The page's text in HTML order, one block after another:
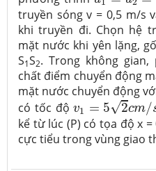
truyền sóng v = 0,5 m/s
khi truyền đi. Chọn hệ
mặt nước khi yên lặng,
S1S2. Trong không
chất điểm chuyển động
mặt nước chuyển động
có tốc độv1 = 5√2cm/
v1=52 cm/s
kể từ lúc (P) có tọa độ x
cực tiểu trong vùng giao